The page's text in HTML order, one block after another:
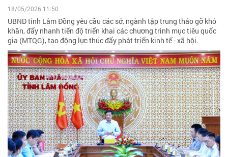
18/05/2026 11:50
UBND tỉnh Lâm Đồng yêu cầu các sở, ngành tập trung tháo gỡ khó
khăn, đẩy nhanh tiến độ triển khai các chương trình mục tiêu quốc
gia (MTQG), tạo động lực thúc đẩy phát triển kinh tế - xã hội.